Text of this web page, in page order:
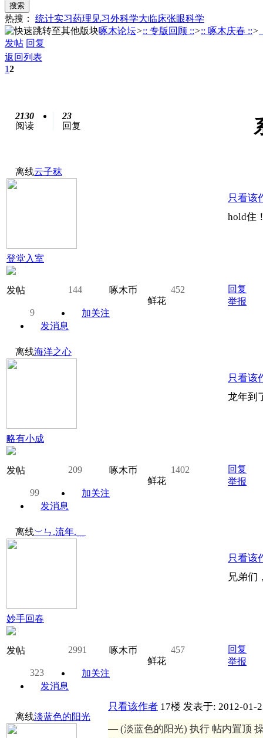
搜索
热搜： 统计实习药理 见习外科学大临床张眼科学
啄木论坛>:: 专版回顾 ::>:: 啄木庆春 ::>
发帖 回复
返回列表
12
2130
阅读
23
回复
离线云子秣
登堂入室
发帖 144 啄木币
452
鲜花
9
加关注
发消息
只看该
hold住
回复
举报
离线海洋之心
略有小成
发帖 209 啄木币
1402
鲜花
99
加关注
发消息
只看该
龙年到
回复
举报
离线︶ㄣ.流年.﹎
妙手回春
发帖 2991 啄木币
457
鲜花
323
加关注
发消息
只看该
兄弟们
回复
举报
离线淡蓝色的阳光
只看该作者 17楼 发表于: 2012-01-
— (淡蓝色的阳光) 执行 帖内置顶